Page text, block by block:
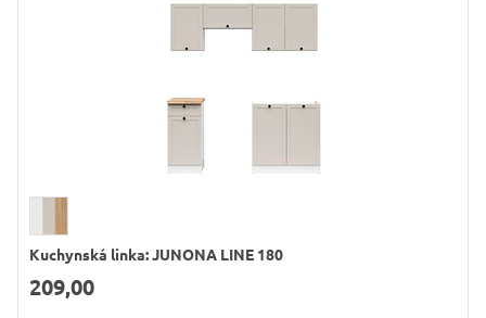
Kuchynská linka: JUNONA LINE 180
209,00